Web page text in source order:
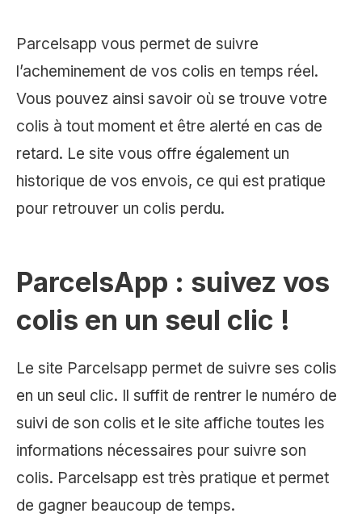
Parcelsapp vous permet de suivre
l’acheminement de vos colis en temps réel.
Vous pouvez ainsi savoir où se trouve votre
colis à tout moment et être alerté en cas de
retard. Le site vous offre également un
historique de vos envois, ce qui est pratique
pour retrouver un colis perdu.
ParcelsApp : suivez vos
colis en un seul clic !
Le site Parcelsapp permet de suivre ses colis
en un seul clic. Il suffit de rentrer le numéro de
suivi de son colis et le site affiche toutes les
informations nécessaires pour suivre son
colis. Parcelsapp est très pratique et permet
de gagner beaucoup de temps.